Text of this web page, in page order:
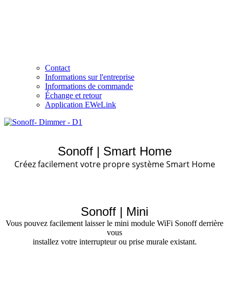
Contact
Informations sur l'entreprise
Informations de commande
Échange et retour
Application EWeLink
Sonoff | Smart Home
Créez facilement votre propre système Smart Home
Sonoff | Mini
Vous pouvez facilement laisser le mini module WiFi Sonoff derrière
vous
installez votre interrupteur ou prise murale existant.